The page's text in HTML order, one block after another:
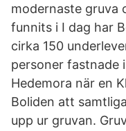
modernaste gruva
funnits i I dag har
cirka 150
personer fastnade
Hedemora när en
Boliden att
upp ur gruvan.